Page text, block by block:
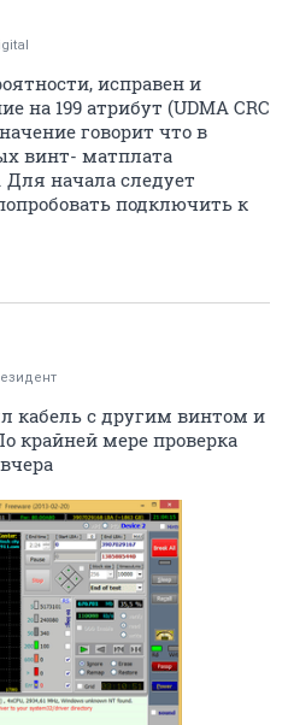
исправен и
на 199 атрибут (UDMA CRC
говорит что в
винт- матплата
начала следует
подключить к
кабель с другим винтом и
крайней мере проверка